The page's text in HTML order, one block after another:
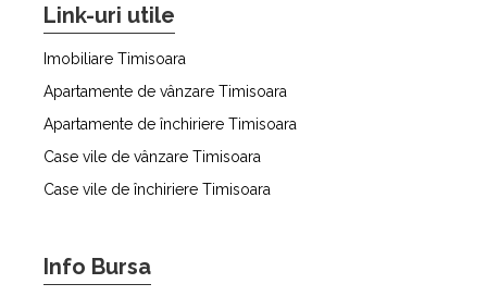
Link-uri utile
Imobiliare Timisoara
Apartamente de vânzare Timisoara
Apartamente de închiriere Timisoara
Case vile de vânzare Timisoara
Case vile de închiriere Timisoara
Info Bursa